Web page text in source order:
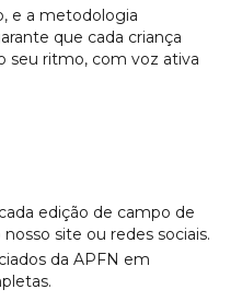
e a metodologia
que cada criança
seu ritmo, com voz ativa
edição de campo de
site ou redes sociais.
da APFN em